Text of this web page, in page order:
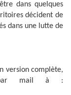
dans quelques
décident de
dans une lutte de
version complète,
par mail à :